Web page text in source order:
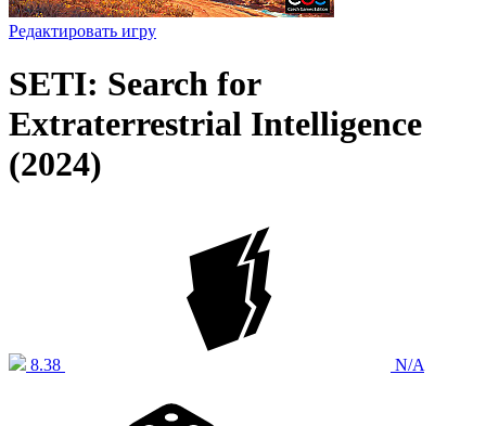
Редактировать игру
SETI: Search for
Extraterrestrial Intelligence
(2024)
8.38 N/A